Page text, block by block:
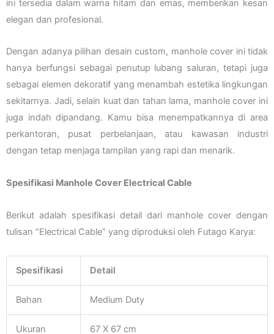
ini tersedia dalam warna hitam dan emas, memberikan kesan
elegan dan profesional.
Dengan adanya pilihan desain custom, manhole cover ini tidak
hanya berfungsi sebagai penutup lubang saluran, tetapi juga
sebagai elemen dekoratif yang menambah estetika lingkungan
sekitarnya. Jadi, selain kuat dan tahan lama, manhole cover ini
juga indah dipandang. Kamu bisa menempatkannya di area
perkantoran, pusat perbelanjaan, atau kawasan industri
dengan tetap menjaga tampilan yang rapi dan menarik.
Spesifikasi Manhole Cover Electrical Cable
Berikut adalah spesifikasi detail dari manhole cover dengan
tulisan “Electrical Cable” yang diproduksi oleh Futago Karya:
Spesifikasi Detail
Bahan Medium Duty
Ukuran 67 X 67 cm